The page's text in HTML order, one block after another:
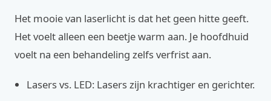
Het mooie van laserlicht is dat het geen hitte geeft.
Het voelt alleen een beetje warm aan. Je hoofdhuid
voelt na een behandeling zelfs verfrist aan.
Lasers vs. LED: Lasers zijn krachtiger en gerichter.